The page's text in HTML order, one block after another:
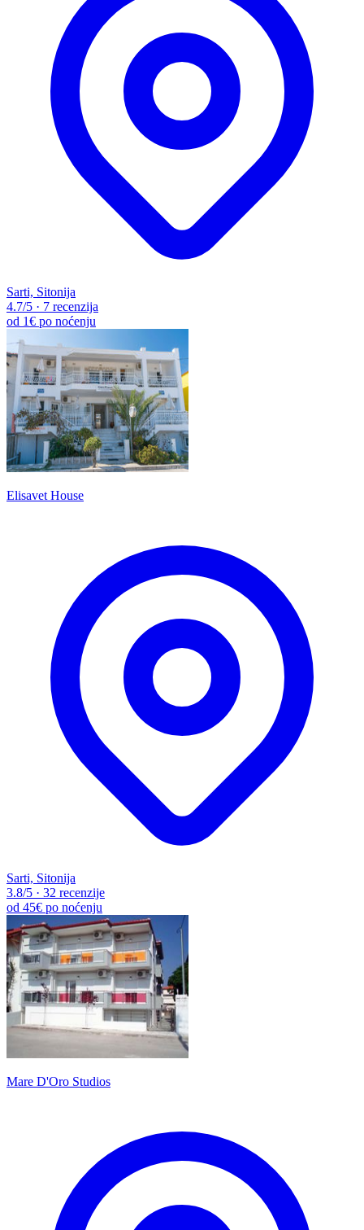
Sarti, Sitonija
4.7/5 · 7 recenzija
od 1€ po noćenju
Elisavet House
Sarti, Sitonija
3.8/5 · 32 recenzije
od 45€ po noćenju
Mare D'Oro Studios